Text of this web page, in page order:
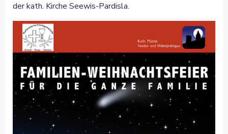
der kath. Kirche Seewis-Pardisla.